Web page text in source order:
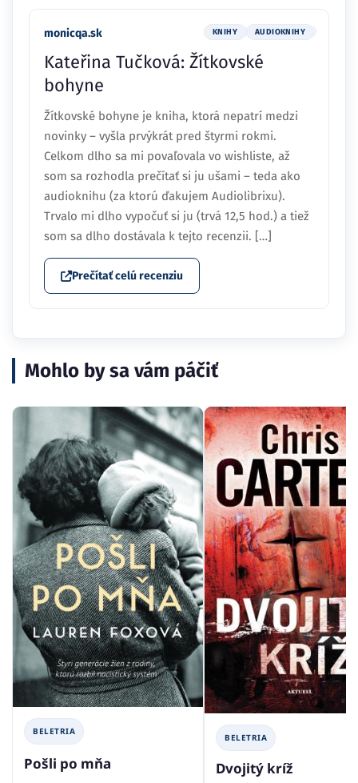
monicqa.sk KNIHY AUDIOKNIHY
Kateřina Tučková: Žítkovské
bohyne
Žítkovské bohyne je kniha, ktorá nepatrí medzi
novinky – vyšla prvýkrát pred štyrmi rokmi.
Celkom dlho sa mi povaľovala vo wishliste, až
som sa rozhodla prečítať si ju ušami – teda ako
audioknihu (za ktorú ďakujem Audiolibrixu).
Trvalo mi dlho vypočuť si ju (trvá 12,5 hod.) a tiež
som sa dlho dostávala k tejto recenzii. […]
Prečítať celú recenziu
Mohlo by sa vám páčiť
BELETRIA
Pošli po mňa
BELETRIA
Dvojitý kríž